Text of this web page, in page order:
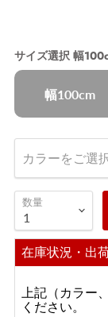
サイズ選択幅
幅100cm
カラーをご選
数量
在庫状況・出
上記（カラー
ください。